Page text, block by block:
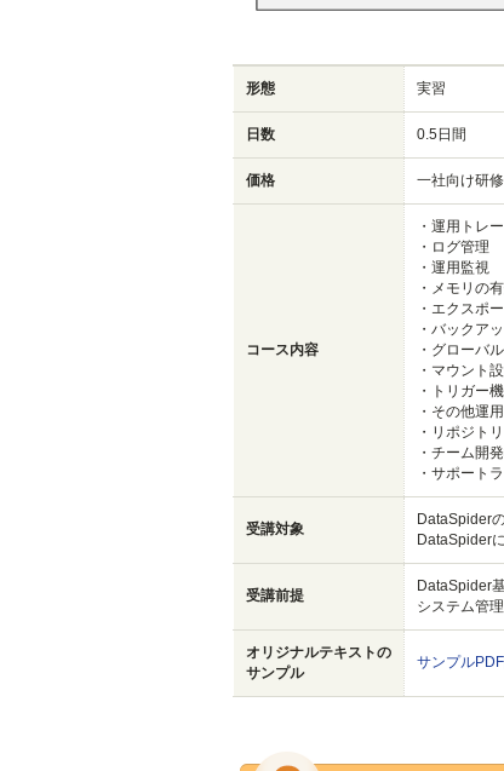
形態 実習
日数 0.5日間
価格 一社向け研
コース内容
・運用トレ
・ログ管理
・運用監視
・メモリの
・エクスポ
・バックア
・グローバ
・マウント
・トリガー
・その他運
・リポジト
・チーム開
・サポート
受講対象
DataSpider
DataSpider
受講前提
DataSpider
システム管
オリジナルテキストの
サンプル
サンプル